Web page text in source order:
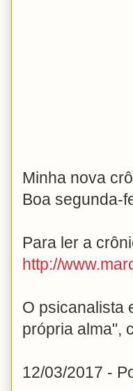
Minha nova
Boa segunda-
Para ler a
http://
O psicanalista
própria alma",
12/03/2017 -